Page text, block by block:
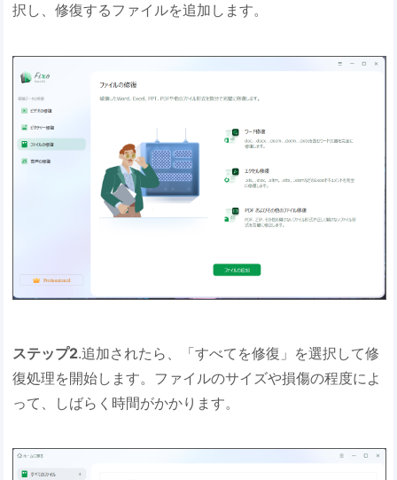
択し、修復するファイルを追加します。
ステップ2.追加されたら、「すべてを修復」を選択して修
復処理を開始します。ファイルのサイズや損傷の程度によ
って、しばらく時間がかかります。